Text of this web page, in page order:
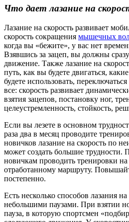
Что дает лазание на
Лазание на скорость развивает
скорость сокращения мышечных
когда вы «бежите», у вас нет
Взявшись за зацеп, вы должны
движение. Также лазание на
путь, как вы будете двигаться, какие
будете использовать,
все: скорость развивает
взятия зацепов, постановку ног,
целеустремленность, стойкость,
Если вы лезете в основном
раза два в месяц проводите
новичков лазание на скорость по
может создать большие трудности.
новичкам проводить тренировки на
отработанному маршруту.
постепенно.
Есть несколько способов лазания
небольшими паузами. При взятии
пауза, в которую спортсмен